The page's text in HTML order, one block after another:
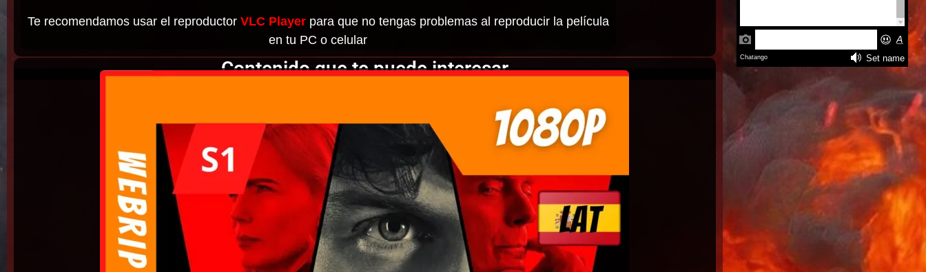
Te recomendamos usar el reproductor VLC Playerpara que no tengas problemas al reproducir la película
en tu PC o celular
Contenido que te puede interesar